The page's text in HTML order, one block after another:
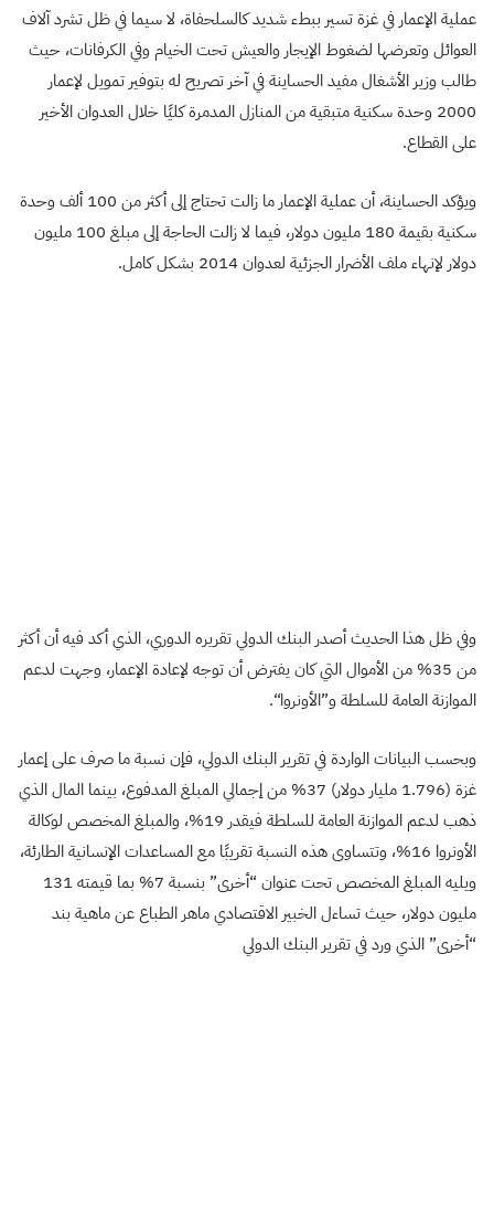
عملية الإعمار في غزة تسير ببطء شديد كالسلحفاة، لا سيما في ظل تشرد آلاف
العوائل وتعرضها لضغوط الإيجار والعيش تحت الخيام وفيالكرفانات، حيث
طالب وزير الأشغال مفيد الحساينة في آخر تصريح له بتوفير تمويل لإعمار
2000 وحدة سكنية متبقية من المنازل المدمرة كليًا خلال العدوان الأخير
على القطاع.
ويؤكد
الحساينة، أن عملية الإعمار ما زالت تحتاج إلى أكثر من 100 ألف وحدة
سكنية بقيمة 180 مليون دولار، فيما لا زالت الحاجة إلى مبلغ 100 مليون
دولار لإنهاء ملف الأضرار الجزئية لعدوان 2014 بشكل كامل
.
وفي ظل هذا الحديث أصدر البنك الدولي تقريره الدوري، الذي أكد فيه أن أكثر
من 35% من الأموال التي كان يفترض أن توجه لإعادة الإعمار، وجهت لدعم
الموازنة العامة للسلطة و”الأونروا“.
وبحسب البيانات الواردة في تقرير البنك الدولي، فإن نسبة ما صرف على إعمار
غزة (1.796 مليار دولار) 37% من إجمالي المبلغ المدفوع، بينما المال الذي
ذهب لدعم الموازنة العامة للسلطة فيقدر 19%، والمبلغ المخصص لوكالة
الأونروا 16%، وتتساوى هذه النسبة تقريبًا مع المساعدات الإنسانية الطارئة،
ويليه المبلغ المخصص تحت عنوان “أخرى” بنسبة 7% بما قيمته 131
مليون دولار، حيث تساءل الخبير الاقتصادي ماهر الطباع عن ماهية بند
“أخرى” الذي ورد في تقرير البنك الدولي